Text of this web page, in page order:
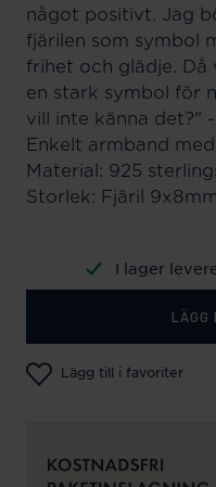
något positivt. Jag
fjärilen som symbol
frihet och glädje. Då
en stark symbol för
vill inte känna det?" -
Enkelt armband
Material: 925
Storlek: Fjäril
I lager
LÄGG
Lägg till i favoriter